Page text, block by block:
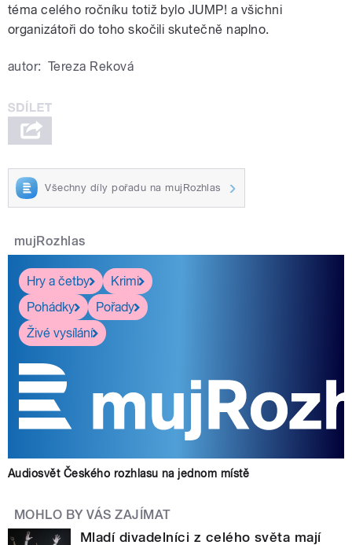
téma celého ročníku totiž bylo JUMP! a všichni
organizátoři do toho skočili skutečně naplno.
autor: Tereza Reková
Všechny díly pořadu na mujRozhlas
mujRozhlas
Hry a četby
Krimi
Pohádky
Pořady
Živé vysílání
Audiosvět Českého rozhlasu na jednom místě
MOHLO BY VÁS ZAJÍMAT
Mladí divadelníci z celého světa mají